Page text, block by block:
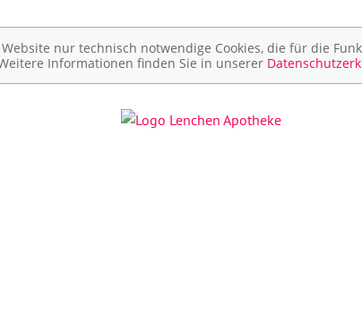
nur technisch notwendige Cookies, die für die
Informationen finden Sie in unserer